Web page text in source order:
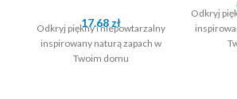
17.68 zł
Odkryj piękny i niepowtarzalny
inspirowany naturą zapach w
Twoim domu
Odkryj